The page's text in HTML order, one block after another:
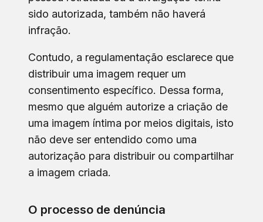
sido autorizada, também não haverá
infração.
Contudo, a regulamentação esclarece que
distribuir uma imagem requer um
consentimento específico. Dessa forma,
mesmo que alguém autorize a criação de
uma imagem íntima por meios digitais, isto
não deve ser entendido como uma
autorização para distribuir ou compartilhar
a imagem criada.
O processo de denúncia